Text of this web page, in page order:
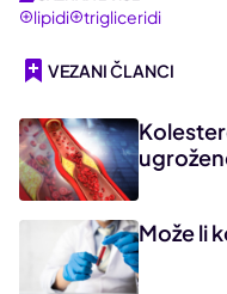
lipidi trigliceridi
VEZANI ČLANCI
Može li